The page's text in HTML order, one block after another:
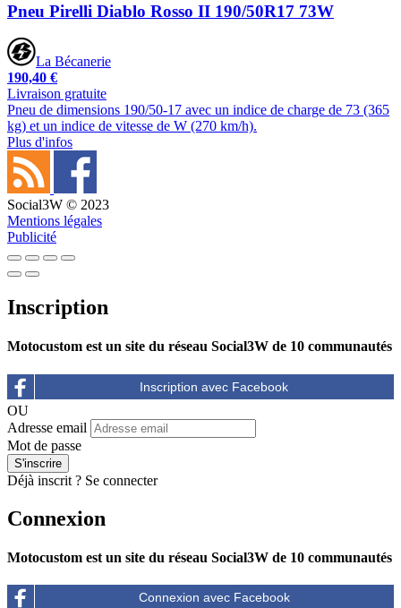
Pneu Pirelli Diablo Rosso II 190/50R17 73W
La Bécanerie
190,40 €
Livraison gratuite
Pneu de dimensions 190/50-17 avec un indice de charge de 73 (365
kg) et un indice de vitesse de W (270 km/h).
Plus d'infos
Social3W © 2023
Mentions légales
Publicité
Inscription
Motocustom est un site du réseau Social3W de 10 communautés
OU
Adresse email
Mot de passe
Déjà inscrit ? Se connecter
Connexion
Motocustom est un site du réseau Social3W de 10 communautés